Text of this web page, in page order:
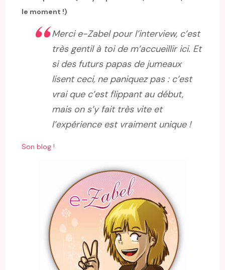
le moment !)
Merci e-Zabel pour l’interview, c’est
très gentil à toi de m’accueillir ici. Et
si des futurs papas de jumeaux
lisent ceci, ne paniquez pas : c’est
vrai que c’est flippant au début,
mais on s’y fait très vite et
l’expérience est vraiment unique !
Son blog !